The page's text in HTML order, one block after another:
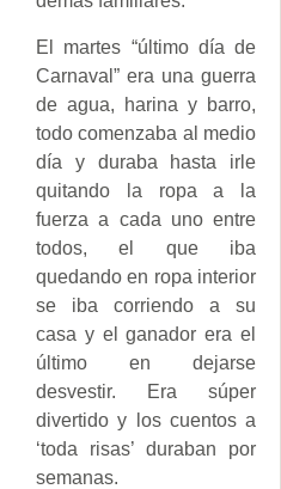
El martes “último día de
Carnaval” era una guerra
de agua, harina y barro,
todo comenzaba al medio
día y duraba hasta irle
quitando la ropa a la
fuerza a cada uno entre
todos, el que iba
quedando en ropa interior
se iba corriendo a su
casa y el ganador era el
último en dejarse
desvestir. Era súper
divertido y los cuentos a
‘toda risas’ duraban por
semanas.